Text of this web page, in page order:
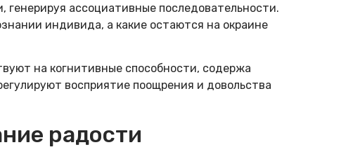
ассоциативные последовательности.
индивида, а какие остаются на окраине
на когнитивные способности, содержа
восприятие поощрения и довольства
радости